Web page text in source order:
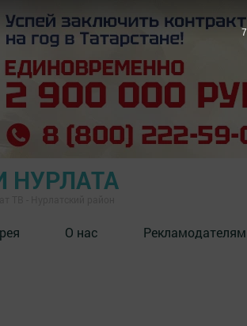
НУРЛАТА
О нас Рекламодателям
6